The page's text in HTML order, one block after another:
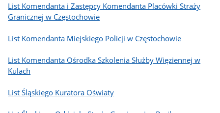
List Komendanta i Zastępcy Komendanta Placówki Straży
Granicznej w Częstochowie
List Komendanta Miejskiego Policji w Częstochowie
List Komendanta Ośrodka Szkolenia Służby Więziennej w
Kulach
List Śląskiego Kuratora Oświaty